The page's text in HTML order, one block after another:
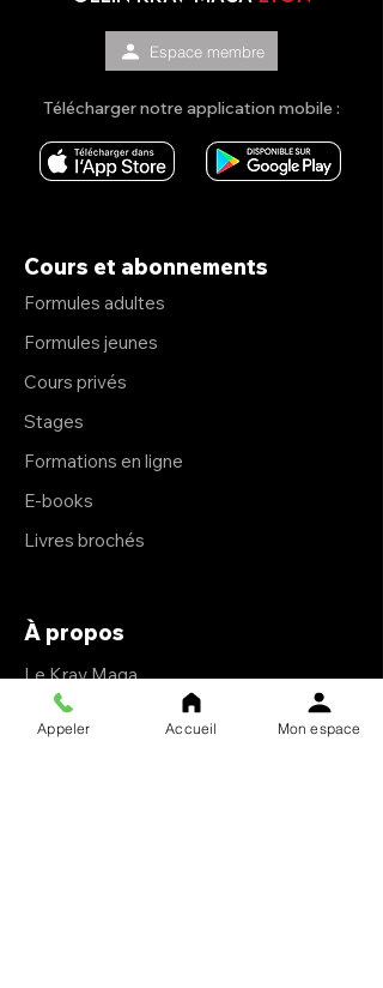
Espace membre
Télécharger notre application mobile :
Cours et abonnements
Formules adultes
Formules jeunes
Cours privés
Stages
Formations en ligne
E-books
Livres brochés
À propos
Le Krav Maga
L'esprit Ollin
Appeler Accueil Mon espace